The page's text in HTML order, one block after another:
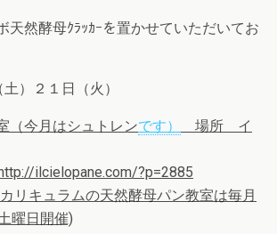
天然酵母ｸﾗｯｶｰを置かせていただいてお
）２１日（火）
（今月はシュトレンです）
場所 イ
ilcielopane.com/?p=2885
リキュラムの天然酵母パン教室は毎月
曜日開催)